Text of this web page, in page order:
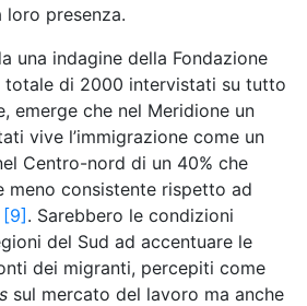
presenza.
una indagine della Fondazione
totale di 2000 intervistati su tutto
emerge che nel Meridione un
vive l’immigrazione come un
Centro-nord di un 40% che
meno consistente rispetto ad
[9]. Sarebbero le condizioni
del Sud ad accentuare le
dei migranti, percepiti come
sul mercato del lavoro ma anche